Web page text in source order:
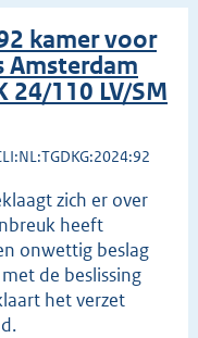
kamer voor
Amsterdam
24/110 LV/SM
zich er over
heeft
onwettig beslag
de beslissing
het verzet